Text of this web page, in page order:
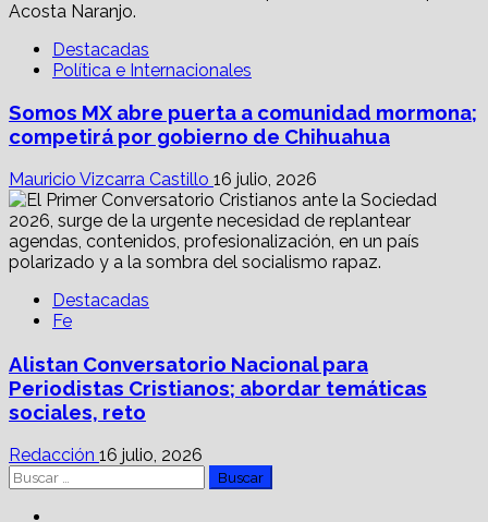
Destacadas
Política e Internacionales
Somos MX abre puerta a comunidad mormona;
competirá por gobierno de Chihuahua
Mauricio Vizcarra Castillo 16 julio, 2026
Destacadas
Fe
Alistan Conversatorio Nacional para
Periodistas Cristianos; abordar temáticas
sociales, reto
Redacción 16 julio, 2026
Buscar: